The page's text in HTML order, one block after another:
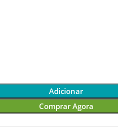
Adicionar
Comprar Agora